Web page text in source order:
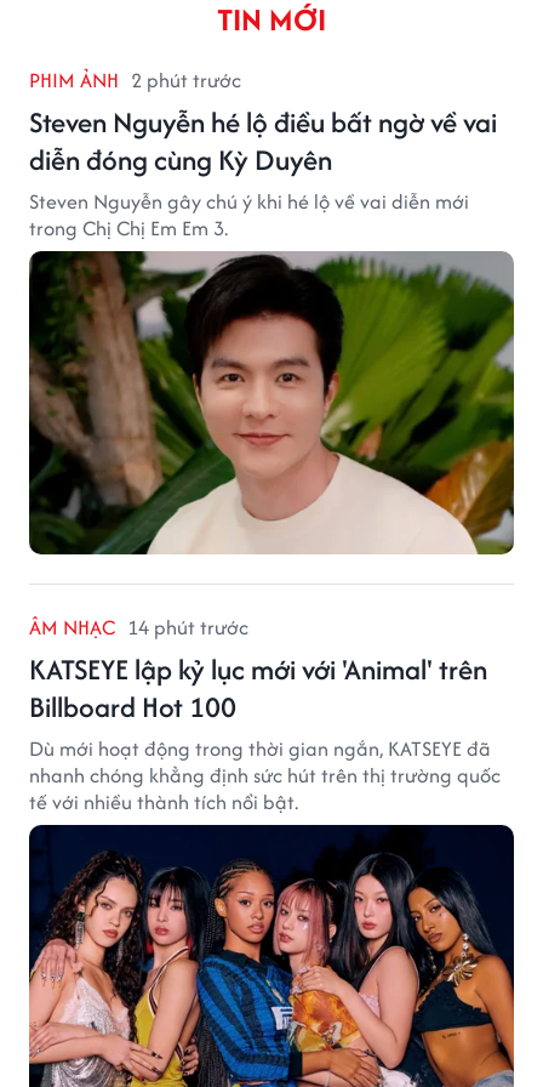
TIN MỚI
PHIM ẢNH 2 phút trước
Steven Nguyễn hé lộ điều bất ngờ về vai
diễn đóng cùng Kỳ Duyên
Steven Nguyễn gây chú ý khi hé lộ về vai diễn mới
trong Chị Chị Em Em 3.
ÂM NHẠC 14 phút trước
KATSEYE lập kỷ lục mới với 'Animal' trên
Billboard Hot 100
Dù mới hoạt động trong thời gian ngắn, KATSEYE đã
nhanh chóng khẳng định sức hút trên thị trường quốc
tế với nhiều thành tích nổi bật.